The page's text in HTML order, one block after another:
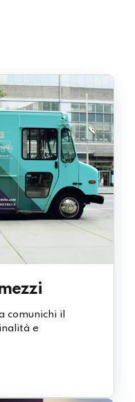
comunichi il
e